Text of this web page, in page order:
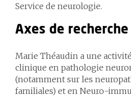
Service de neurologie.
Axes de recherche
Marie Théaudin a une
clinique en pathologie
(notamment sur les
familiales) et en Neuro-